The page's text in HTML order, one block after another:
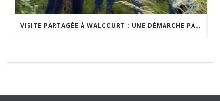
VISITE PARTAGÉE À WALCOURT : UNE DÉMARCHE PARTICIPATIVE ANIMÉE PAR ESPACE ENVIRONNEMENT